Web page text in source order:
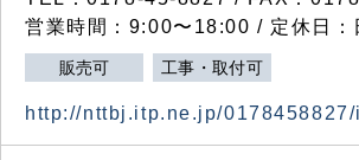
営業時間：9:00〜18:00 / 定休日：
販売可 工事・取付可
http://nttbj.itp.ne.jp/0178458827/